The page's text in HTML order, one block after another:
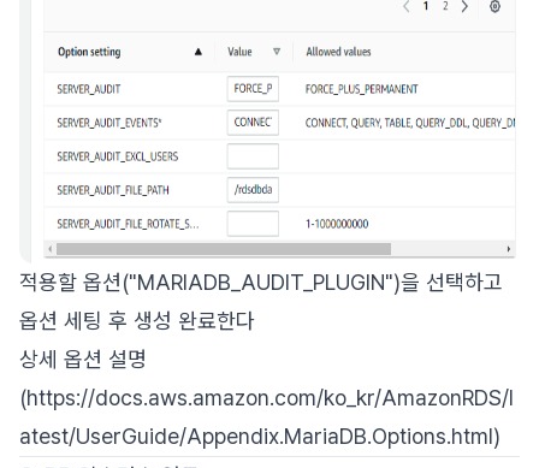
적용할 옵션("MARIADB_AUDIT_PLUGIN")을 선택하고
옵션 세팅 후 생성 완료한다
상세 옵션 설명
(https://docs.aws.amazon.com/ko_kr/AmazonRDS/l
atest/UserGuide/Appendix.MariaDB.Options.html)